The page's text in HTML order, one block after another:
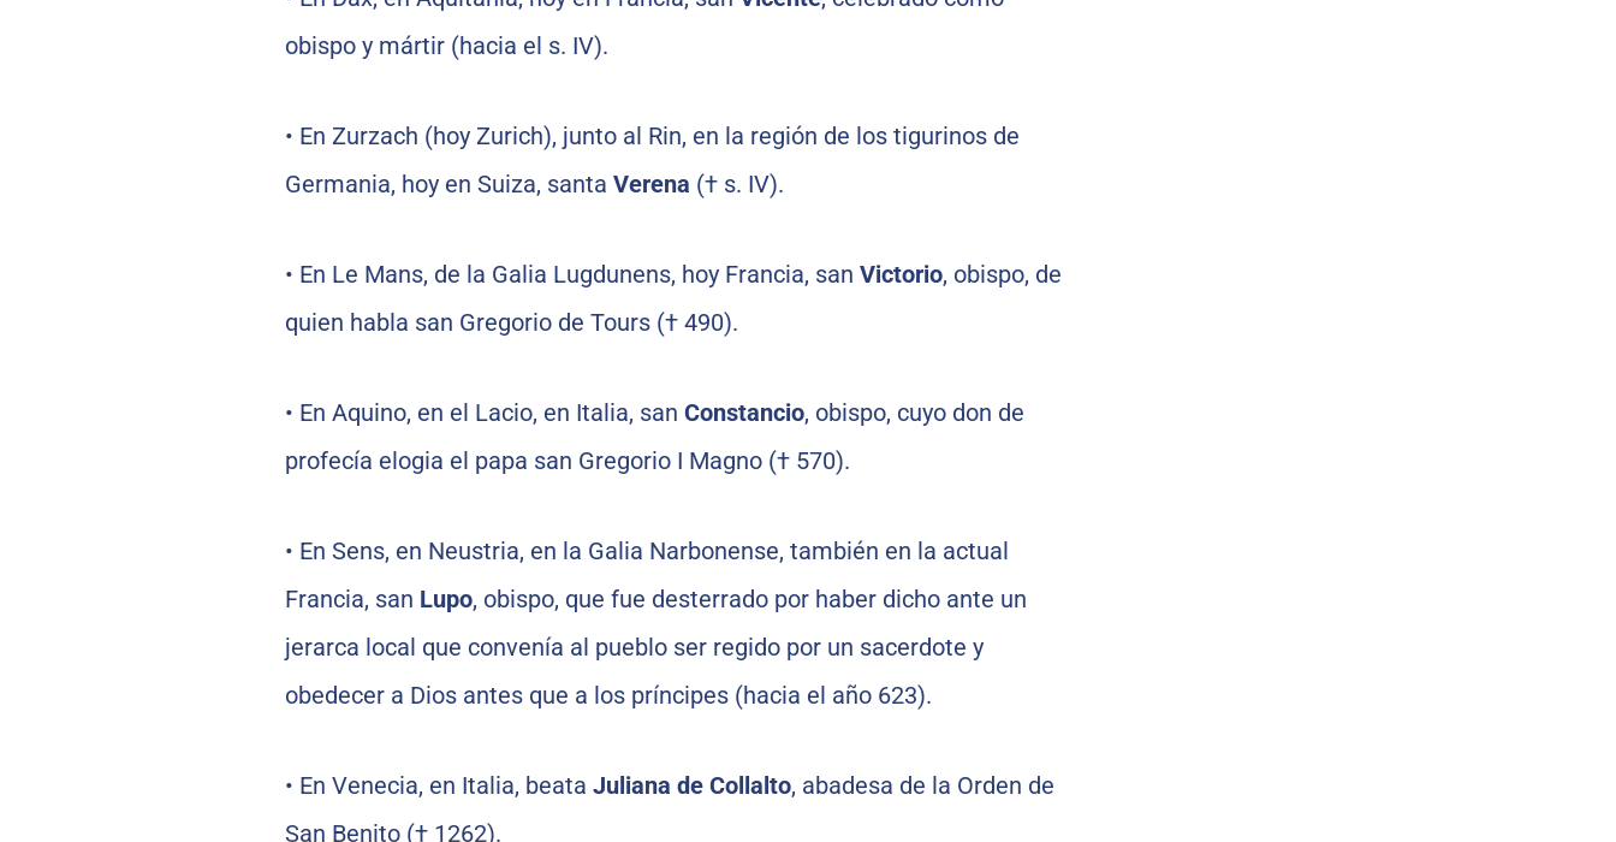
obispo y mártir (hacia el s. IV).
• En Zurzach (hoy Zurich), junto al Rin, en la región de los tigurinos de
Germania, hoy en Suiza, santa Verena († s. IV).
• En Le Mans, de la Galia Lugdunens, hoy Francia, san Victorio, obispo, de
quien habla san Gregorio de Tours († 490).
• En Aquino, en el Lacio, en Italia, san Constancio, obispo, cuyo don de
profecía elogia el papa san Gregorio I Magno († 570).
• En Sens, en Neustria, en la Galia Narbonense, también en la actual
Francia, san Lupo, obispo, que fue desterrado por haber dicho ante un
jerarca local que convenía al pueblo ser regido por un sacerdote y
obedecer a Dios antes que a los príncipes (hacia el año 623).
• En Venecia, en Italia, beata Juliana de Collalto, abadesa de la Orden de
San Benito († 1262).